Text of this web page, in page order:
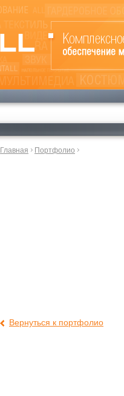
Главная Портфолио
Вернуться к портфолио